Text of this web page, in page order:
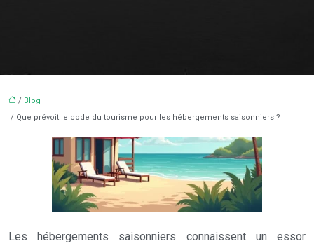
/ Blog
/ Que prévoit le code du tourisme pour les hébergements saisonniers ?
Les hébergements saisonniers connaissent un essor